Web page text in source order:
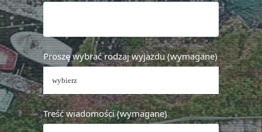
Proszę wybrać rodzaj wyjazdu (wymagane)
Treść wiadomości (wymagane)